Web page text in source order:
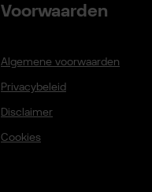
Voorwaarden
Algemene voorwaarden
Privacybeleid
Disclaimer
Cookies